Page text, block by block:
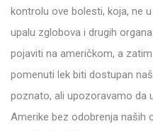
kontrolu ove bolesti, koja, ne
upalu zglobova i drugih
pojaviti na američkom, a
pomenuti lek biti dostupan
poznato, ali upozoravamo da
Amerike bez odobrenja naših